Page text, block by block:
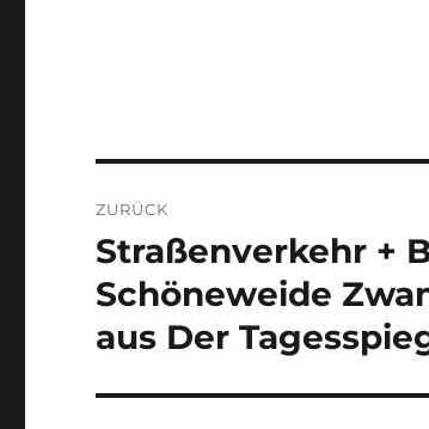
ZURÜCK
Vorheriger
Beitrag:
Straßenverkehr +
Schöneweide
aus Der